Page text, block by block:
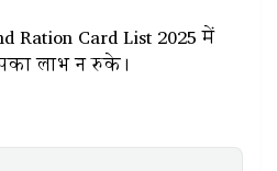
Ration Card List 2025 में
लाभ न रुके।